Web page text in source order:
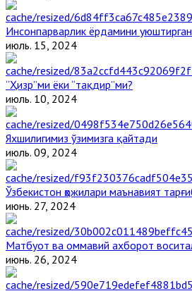
Инсонпарварлик ёрдамини уюштирган
июль. 15, 2024
“Ҳизр”ми ёки “тақдир”ми?
июль. 10, 2024
Яхшилигимиз ўзимизга қайтади
июль. 09, 2024
Ўзбекистон ҳожилари маънавият
июнь. 27, 2024
Матбуот ва оммавий ахборот
июнь. 26, 2024